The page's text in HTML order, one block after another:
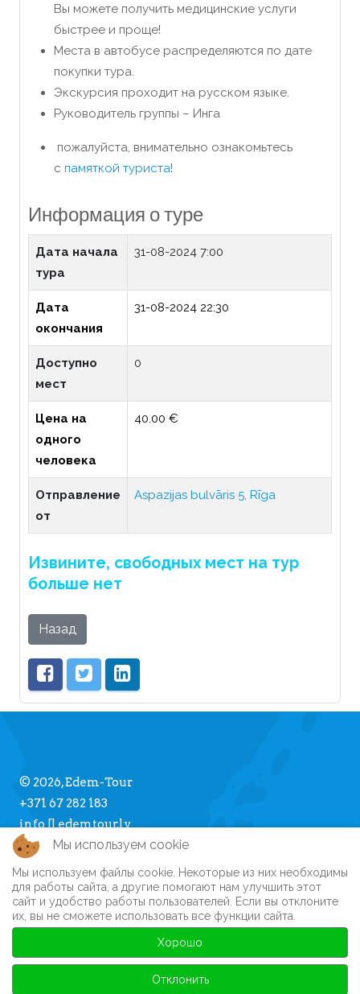
Вы можете получить медицинские услуги
быстрее и проще!
Места в автобусе распределяются по дате
покупки тура.
Экскурсия проходит на русском языке.
Руководитель группы – Инга
пожалуйста, внимательно ознакомьтесь
с памяткой туриста!
Информация о туре
Дата начала
тура
31-08-2024 7:00
Дата
окончания
31-08-2024 22:30
Доступно
мест
0
Цена на
одного
человека
40.00 €
Отправление
от
Aspazijas bulvāris 5, Rīga
Извините, свободных мест на тур
больше нет
Назад
© 2026, Edem-Tour
+371 67 282 183
info [] edemtour.lv
Про Edem-Tour
Памятка туристу
Часто задаваемые вопросы
Автобусные туры
Личный кабинет
Регистрация на сайте
Мы используем cookie
Мы используем файлы cookie. Некоторые из них необходимы
для работы сайта, а другие помогают нам улучшить этот
сайт и удобство работы пользователей. Если вы отклоните
их, вы не сможете использовать все функции сайта.
Хорошо
Отклонить